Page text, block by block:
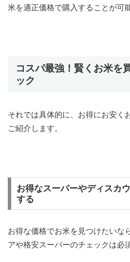
米を適正価格で購入することが可
コスパ最強！賢くお米を
ック
それでは具体的に、お得にお安く
ご紹介します。
お得なスーパーやディスカ
する
お得な価格でお米を見つけたいな
アや格安スーパーのチェックは必